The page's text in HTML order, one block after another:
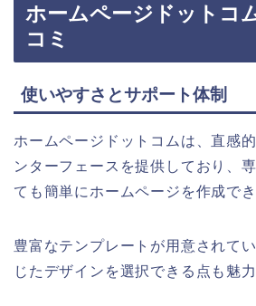
ホームページドットコ
コミ
使いやすさとサポート体制
ホームページドットコムは、直感
ンターフェースを提供しており、
ても簡単にホームページを作成でき
豊富なテンプレートが用意されて
じたデザインを選択できる点も魅力